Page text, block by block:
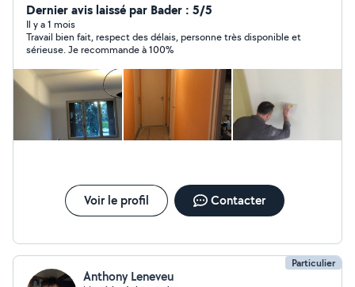
propose mes services afin d'améliorer vos espaces de
vie, qu'ils soient intérieurs ou extérieurs avec un
excellent rapport qualité/ prix. Pour les murs et
plafonds: Je peins les chambres, salons, cuisines, cadres
de porte fenêtre, volets, plafonds, garages, portails,
meubles, poutres, etc -Pose de papier peint, toile à
peindre, pose d'étoile de verre: Enduit de rebouchage
et lissage Pose de peinture (mat, satin, velours) Pose de
lasure et vernis Le tout avec les engagements suivants:
Dernier avis laissé par Bader : 5/5
Il y a 1 mois
Travail bien fait, respect des délais, personne très disponible et
sérieuse. Je recommande à 100%
Voir le profil Contacter
Particulier
Anthony Leneveu